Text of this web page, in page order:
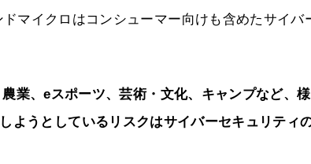
マイクロはコンシューマー向けも含めたサイバ
業、eスポーツ、芸術・文化、キャンプなど、
ようとしているリスクはサイバーセキュリティ